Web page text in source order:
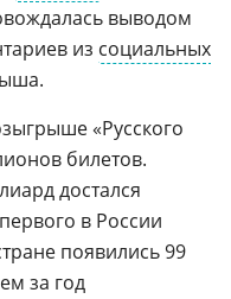
выводом
из социальных
«Русского
билетов.
достался
в России
появились 99
за год